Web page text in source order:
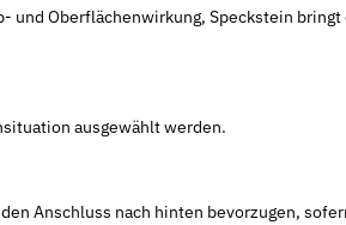
und Oberflächenwirkung, Speckstein
ausgewählt werden.
Anschluss nach hinten bevorzugen,